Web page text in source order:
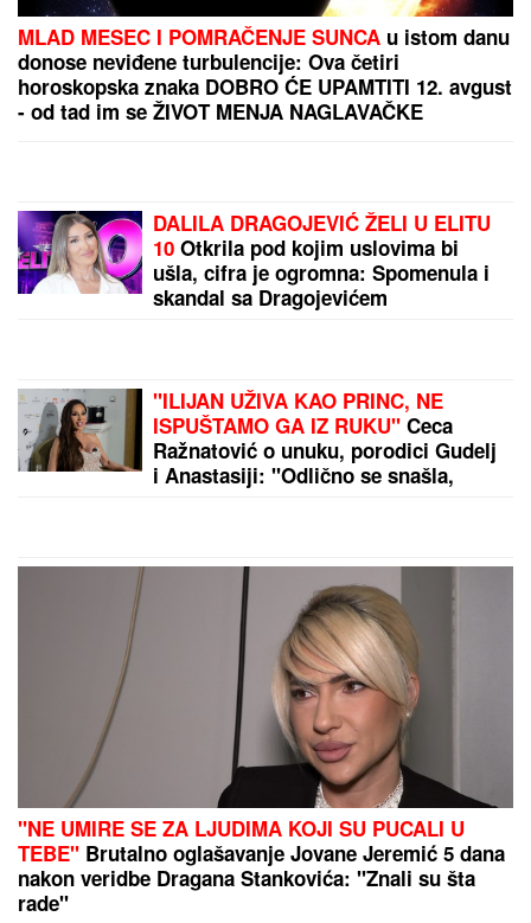
Vatrogasci na 6 lokacija, objavljeni
najnoviji podaci!
Čudesna travčica iz božje bašte raste u Vojvodini:
Vraća snagu u noge, izbacuje šlajm, tera komarce i
miševe